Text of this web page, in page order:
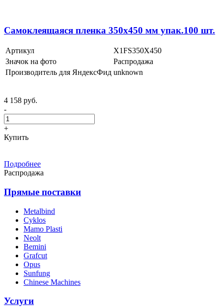
Самоклеящаяся пленка 350х450 мм упак.100 шт.
Артикул
X1FS350X450
Значок на фото
Распродажа
Производитель для ЯндексФид unknown
4 158 руб.
-
+
Купить
Подробнее
Распродажа
Прямые поставки
Metalbind
Cyklos
Mamo Plasti
Neolt
Bemini
Grafcut
Opus
Sunfung
Chinese Machines
Услуги